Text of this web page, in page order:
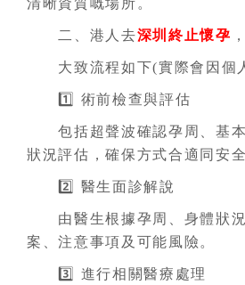
清晰資質嘅場所。
二、港人去深圳終止懷孕
大致流程如下(實際會因個人
1️⃣ 術前檢查與評估
包括超聲波確認孕周、基
狀況評估，確保方式合適同安全
2️⃣ 醫生面診解說
由醫生根據孕周、身體狀況
案、注意事項及可能風險。
3️⃣ 進行相關醫療處理